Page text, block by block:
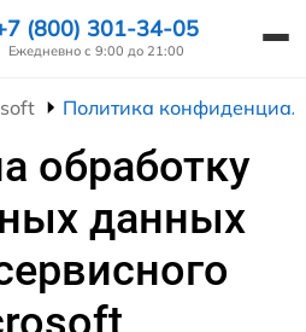
(800) 301-34-05
Ежедневно с 9:00 до 21:00
Политика
обработку
данных